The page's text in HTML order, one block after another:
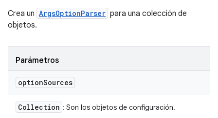
Crea un ArgsOptionParser para una colección de
objetos.
Parámetros
optionSources
Collection : Son los objetos de configuración.